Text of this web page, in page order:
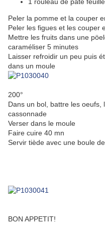
Peler la pomme et la couper
Peler les figues et les couper
Mettre les fruits dans une
caraméliser 5 minutes
Laisser refroidir un peu puis
dans un moule
200°
Dans un bol, battre les oeufs,
cassonnade
Verser dans le moule
Faire cuire 40 mn
Servir tiède avec une boule
BON APPETIT!